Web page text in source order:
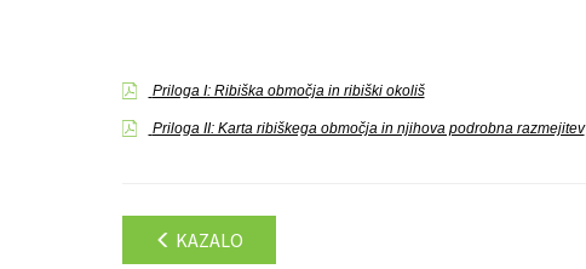
Priloga I: Ribiška območja in ribiški okoliš
Priloga II: Karta ribiškega območja in njihova podrobna razmejitev
KAZALO